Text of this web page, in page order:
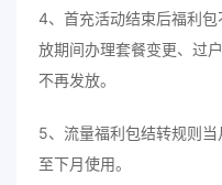
4、首充活动结束后福利
放期间办理套餐变更、过
不再发放。
5、流量福利包结转规则
至下月使用。